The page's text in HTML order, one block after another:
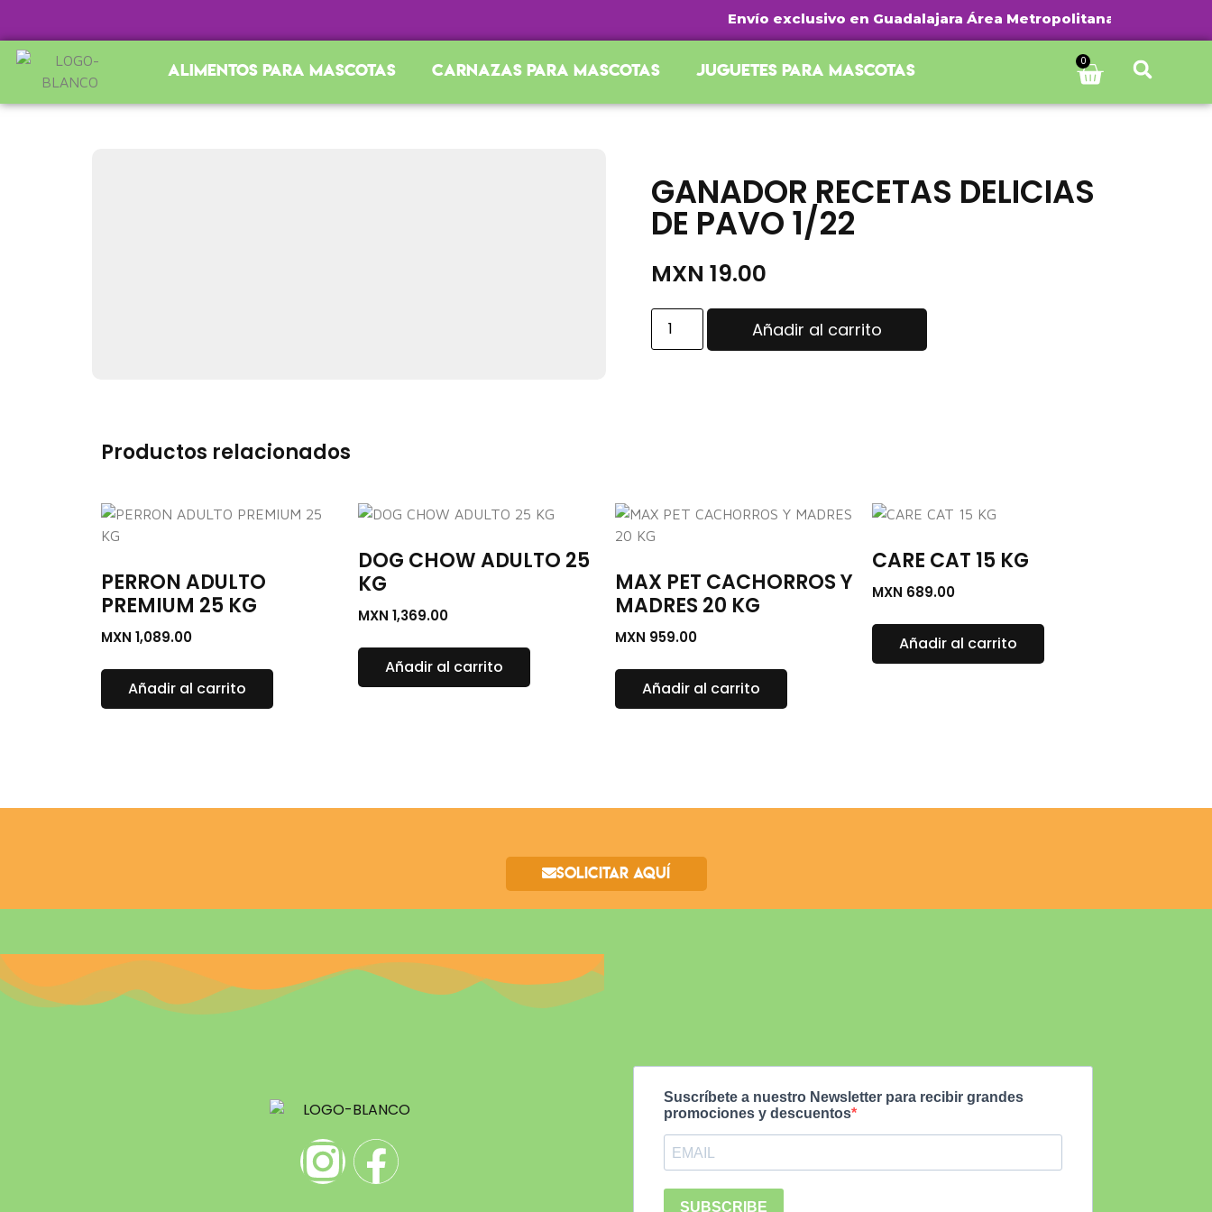
Envío exclusivo en Guadalajara Área Metropolitana | ¡Envío gratis
Alimentos para mascotas Carnazas para mascotas Juguetes para mascotas 0
GANADOR RECETAS DELICIAS
DE PAVO 1/22
MXN 19.00
Añadir al carrito
Productos relacionados
PERRON ADULTO
PREMIUM 25 KG
MXN 1,089.00
Añadir al carrito
DOG CHOW ADULTO 25
KG
MXN 1,369.00
Añadir al carrito
MAX PET CACHORROS Y
MADRES 20 KG
MXN 959.00
Añadir al carrito
CARE CAT 15 KG
MXN 689.00
Añadir al carrito
Solicitar aquí